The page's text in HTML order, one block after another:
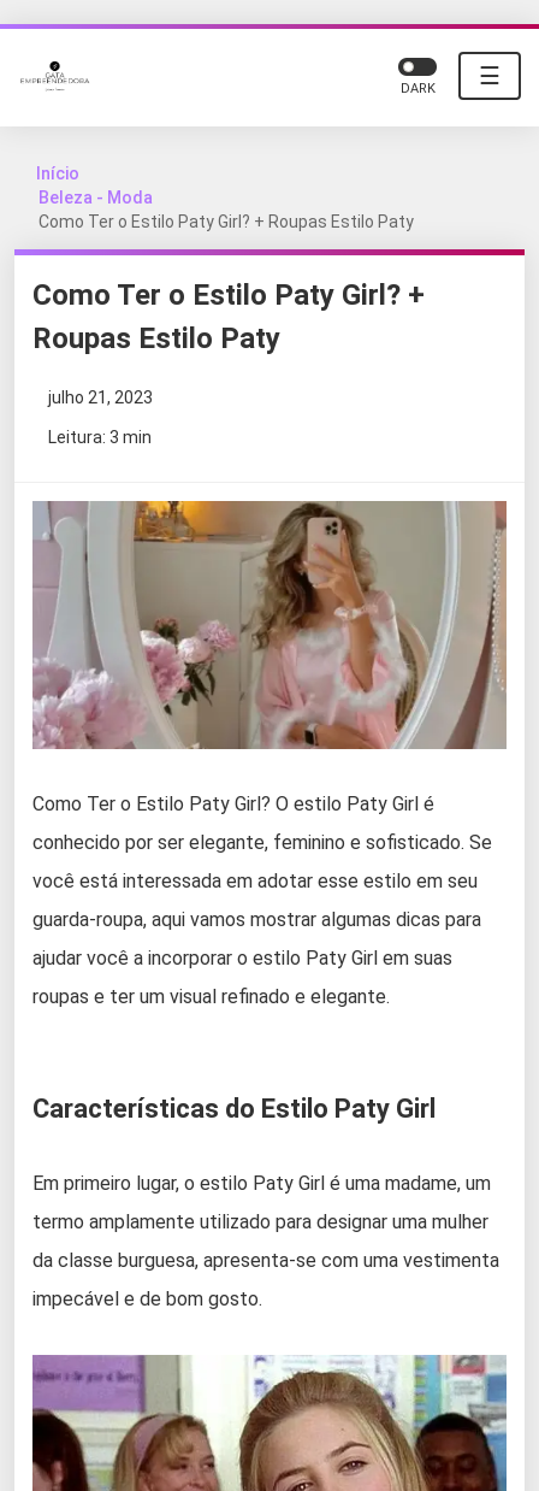
☰
DARK
Início
Beleza - Moda
Como Ter o Estilo Paty Girl? + Roupas Estilo Paty
Como Ter o Estilo Paty Girl? +
Roupas Estilo Paty
julho 21, 2023
Leitura: 3 min
Como Ter o Estilo Paty Girl? O estilo Paty Girl é
conhecido por ser elegante, feminino e sofisticado. Se
você está interessada em adotar esse estilo em seu
guarda-roupa, aqui vamos mostrar algumas dicas para
ajudar você a incorporar o estilo Paty Girl em suas
roupas e ter um visual refinado e elegante.
Características do Estilo Paty Girl
Em primeiro lugar, o estilo Paty Girl é uma madame, um
termo amplamente utilizado para designar uma mulher
da classe burguesa, apresenta-se com uma vestimenta
impecável e de bom gosto.